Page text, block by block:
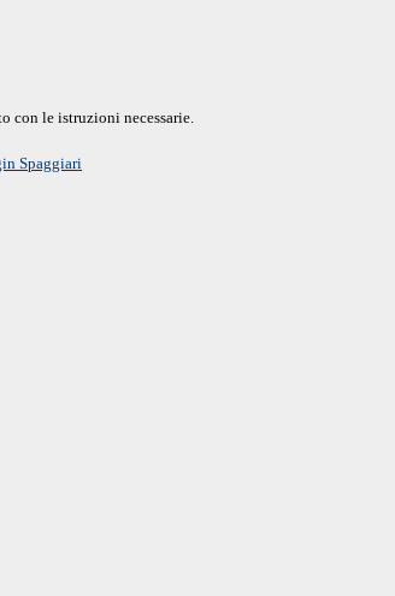
con le istruzioni necessarie.
Spaggiari